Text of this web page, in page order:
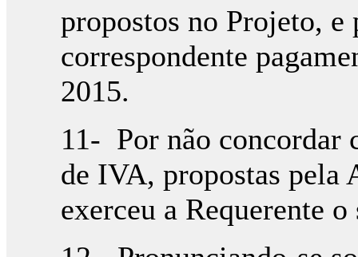
propostos no Projeto, e
correspondente
2015.
11- Por não concordar
de IVA, propostas pela
exerceu a Requerente